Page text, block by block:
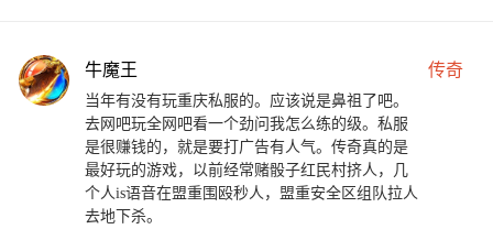
牛魔王 传奇
当年有没有玩重庆私服的。应该说是鼻祖了吧。
去网吧玩全网吧看一个劲问我怎么练的级。私服
是很赚钱的，就是要打广告有人气。传奇真的是
最好玩的游戏，以前经常赌骰子红民村挤人，几
个人is语音在盟重围殴秒人，盟重安全区组队拉人
去地下杀。